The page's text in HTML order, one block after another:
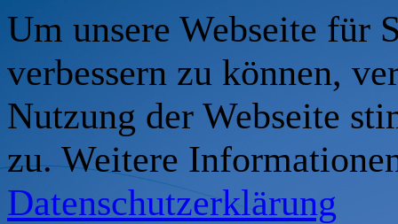
Um unsere Webseite für
verbessern zu können,
Nutzung der Webseite
zu. Weitere
Datenschutzerklärung